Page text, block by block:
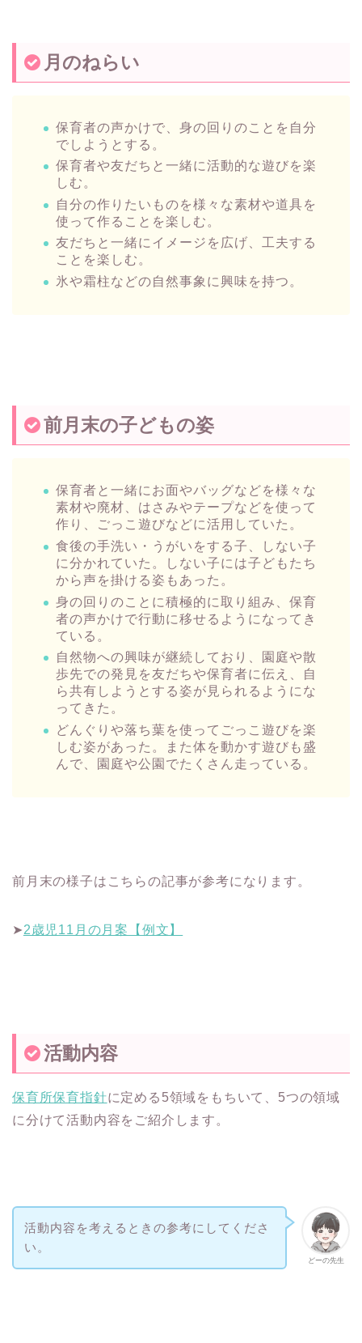
月のねらい
保育者の声かけで、身の回りのことを自分
でしようとする。
保育者や友だちと一緒に活動的な遊びを楽
しむ。
自分の作りたいものを様々な素材や道具を
使って作ることを楽しむ。
友だちと一緒にイメージを広げ、工夫する
ことを楽しむ。
氷や霜柱などの自然事象に興味を持つ。
前月末の子どもの姿
保育者と一緒にお面やバッグなどを様々な
素材や廃材、はさみやテープなどを使って
作り、ごっこ遊びなどに活用していた。
食後の手洗い・うがいをする子、しない子
に分かれていた。しない子には子どもたち
から声を掛ける姿もあった。
身の回りのことに積極的に取り組み、保育
者の声かけで行動に移せるようになってき
ている。
自然物への興味が継続しており、園庭や散
歩先での発見を友だちや保育者に伝え、自
ら共有しようとする姿が見られるようにな
ってきた。
どんぐりや落ち葉を使ってごっこ遊びを楽
しむ姿があった。また体を動かす遊びも盛
んで、園庭や公園でたくさん走っている。
前月末の様子はこちらの記事が参考になります。
➤2歳児11月の月案【例文】
活動内容
保育所保育指針に定める5領域をもちいて、5つの領域
に分けて活動内容をご紹介します。
どーの先生
活動内容を考えるときの参考にしてくださ
い。